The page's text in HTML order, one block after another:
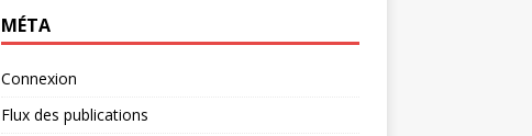
MÉTA
Connexion
Flux des publications